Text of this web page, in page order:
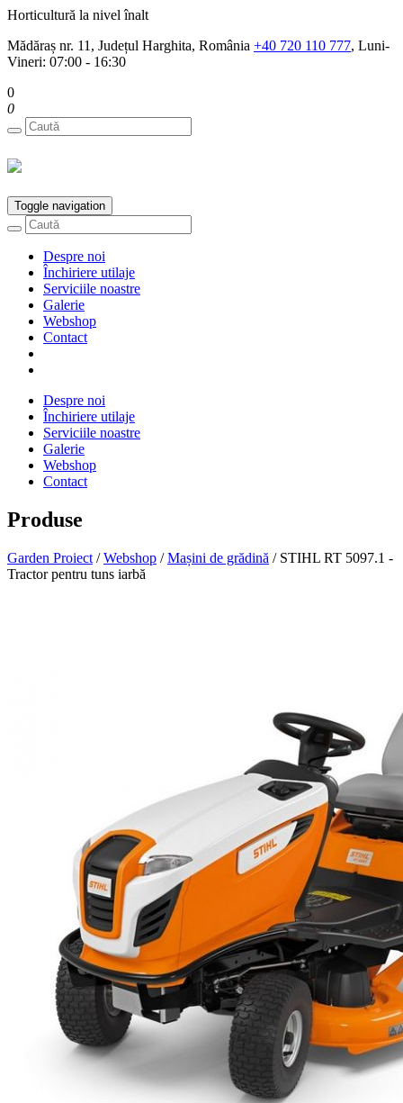
Horticultură la nivel înalt
Mădăraș nr. 11, Județul Harghita, România +40 720 110 777, Luni-
Vineri: 07:00 - 16:30
0
0
Toggle navigation
Despre noi
Închiriere utilaje
Serviciile noastre
Galerie
Webshop
Contact
Despre noi
Închiriere utilaje
Serviciile noastre
Galerie
Webshop
Contact
Produse
Garden Proiect /Webshop /Mașini de grădină / STIHL RT 5097.1 -
Tractor pentru tuns iarbă